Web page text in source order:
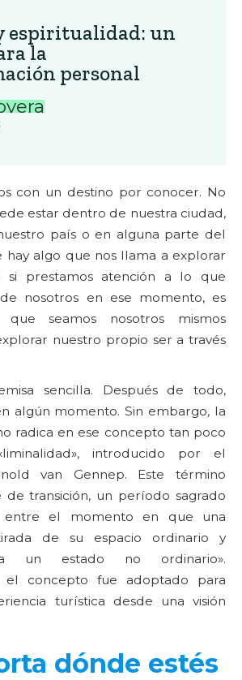
espiritualidad: un
la
personal
con un destino por conocer. No
estar dentro de nuestra ciudad,
país o en alguna parte del
hay algo que nos llama a explorar
si prestamos atención a lo que
nosotros en ese momento, es
seamos nosotros mismos
nuestro propio ser a través
sencilla. Después de todo,
algún momento. Sin embargo, la
radica en ese concepto tan poco
introducido por el
van Gennep. Este término
de transición, un período sagrado
entre el momento en que una
de su espacio ordinario y
a un estado no ordinario».
el concepto fue adoptado para
turística desde una visión
dónde estés